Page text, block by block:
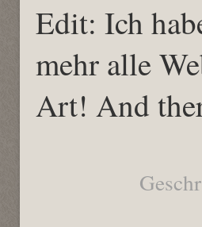
Edit: Ich
mehr alle
Art! And